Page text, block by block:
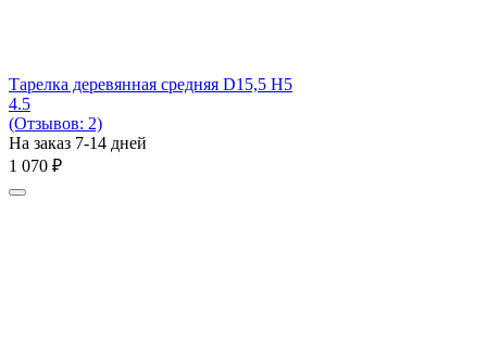
Тарелка деревянная средняя D15,5 H5
4.5
(Отзывов: 2)
На заказ 7-14 дней
1 070 ₽